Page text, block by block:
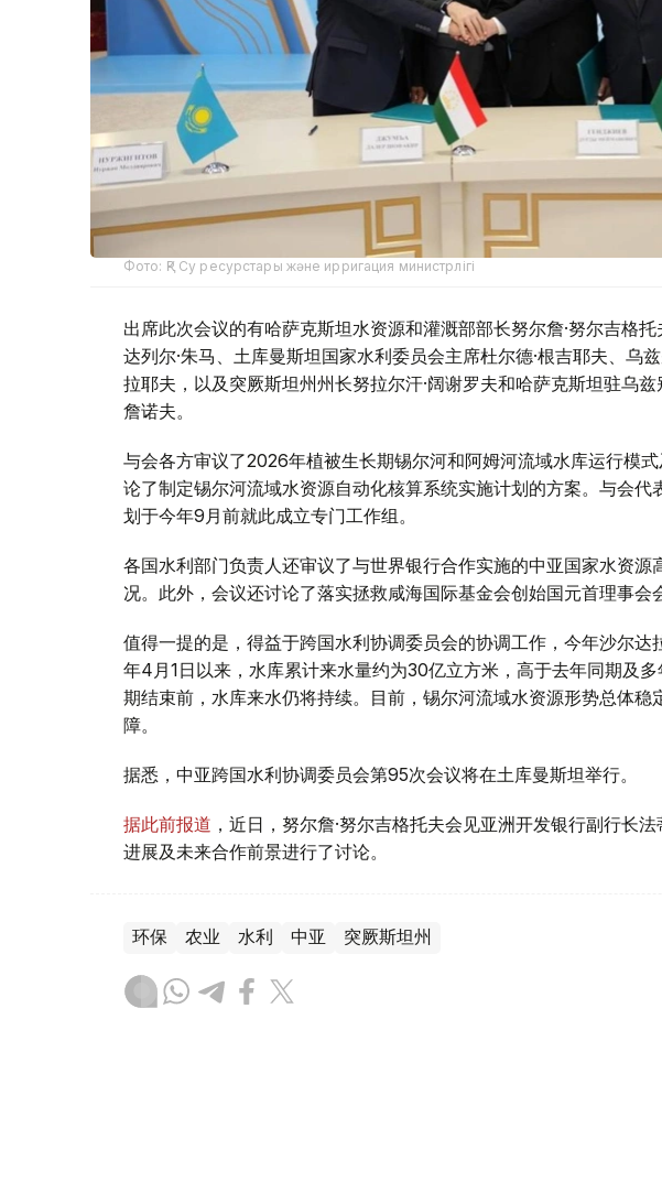
Фото: ҚР Су ресурстары және ирригация министрлігі
出席此次会议的有哈萨克斯坦水资源和灌溉部部长努尔詹·努尔吉格
达列尔·朱马、土库曼斯坦国家水利委员会主席杜尔德·根吉耶夫、乌
拉耶夫，以及突厥斯坦州州长努拉尔汗·阔谢罗夫和哈萨克斯坦驻乌
詹诺夫。
与会各方审议了2026年植被生长期锡尔河和阿姆河流域水库运行模
论了制定锡尔河流域水资源自动化核算系统实施计划的方案。与会
划于今年9月前就此成立专门工作组。
各国水利部门负责人还审议了与世界银行合作实施的中亚国家水资
况。此外，会议还讨论了落实拯救咸海国际基金会创始国元首理事会
值得一提的是，得益于跨国水利协调委员会的协调工作，今年沙尔
年4月1日以来，水库累计来水量约为30亿立方米，高于去年同期及
期结束前，水库来水仍将持续。目前，锡尔河流域水资源形势总体稳
障。
据悉，中亚跨国水利协调委员会第95次会议将在土库曼斯坦举行。
据此前报道 ，近日，努尔詹·努尔吉格托夫会见亚洲开发银行副行长
进展及未来合作前景进行了讨论。
环保 农业 水利 中亚 突厥斯坦州